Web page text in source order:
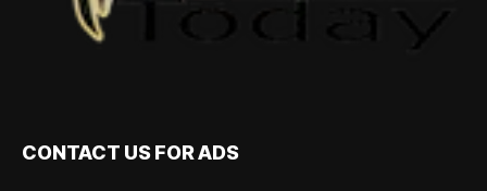
CONTACT US FOR ADS